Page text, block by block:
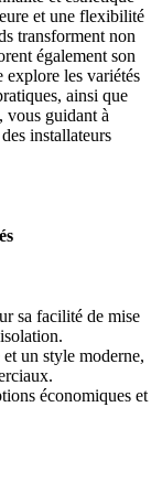
et une flexibilité
transforment non
également son
explore les variétés
ainsi que
vous guidant à
installateurs
sa facilité de mise
un style moderne,
économiques et